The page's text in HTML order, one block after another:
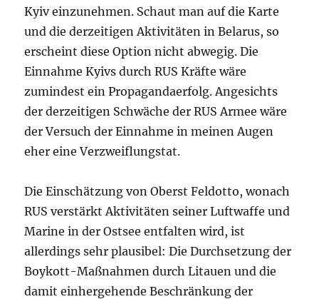
Kyiv einzunehmen. Schaut man auf die Karte
und die derzeitigen Aktivitäten in Belarus, so
erscheint diese Option nicht abwegig. Die
Einnahme Kyivs durch RUS Kräfte wäre
zumindest ein Propagandaerfolg. Angesichts
der derzeitigen Schwäche der RUS Armee wäre
der Versuch der Einnahme in meinen Augen
eher eine Verzweiflungstat.
Die Einschätzung von Oberst Feldotto, wonach
RUS verstärkt Aktivitäten seiner Luftwaffe und
Marine in der Ostsee entfalten wird, ist
allerdings sehr plausibel: Die Durchsetzung der
Boykott-Maßnahmen durch Litauen und die
damit einhergehende Beschränkung der